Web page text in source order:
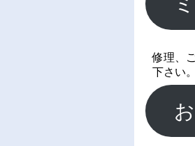
修理、
下さい